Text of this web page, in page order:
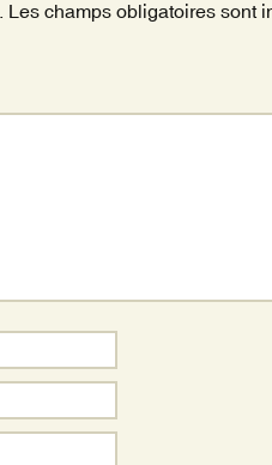
Les champs obligatoires sont